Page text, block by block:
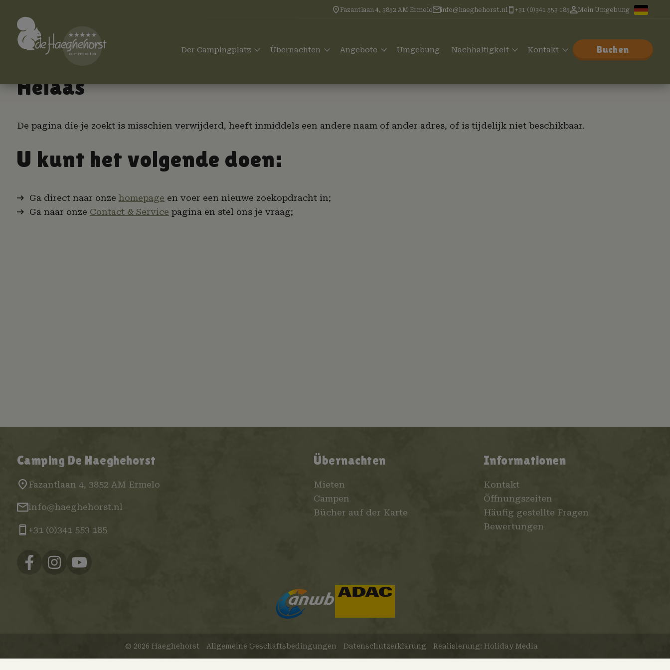
Fazantlaan 4, 3852 AM Ermelo info@haeghehorst.nl +31 (0)341 553 185 Mein Umgebung
Der Campingplatz Übernachten Angebote Umgebung Nachhaltigkeit Kontakt Buchen
Helaas
De pagina die je zoekt is misschien verwijderd, heeft inmiddels een andere naam of ander adres, of is tijdelijk niet beschikbaar.
U kunt het volgende doen:
Ga direct naar onze homepage en voer een nieuwe zoekopdracht in;
Ga naar onze Contact & Service pagina en stel ons je vraag;
Camping De Haeghehorst
Fazantlaan 4, 3852 AM Ermelo
info@haeghehorst.nl
+31 (0)341 553 185
Übernachten
Mieten
Campen
Bücher auf der Karte
Informationen
Kontakt
Öffnungszeiten
Häufig gestellte Fragen
Bewertungen
© 2026 Haeghehorst Allgemeine Geschäftsbedingungen Datenschutzerklärung Realisierung: Holiday Media